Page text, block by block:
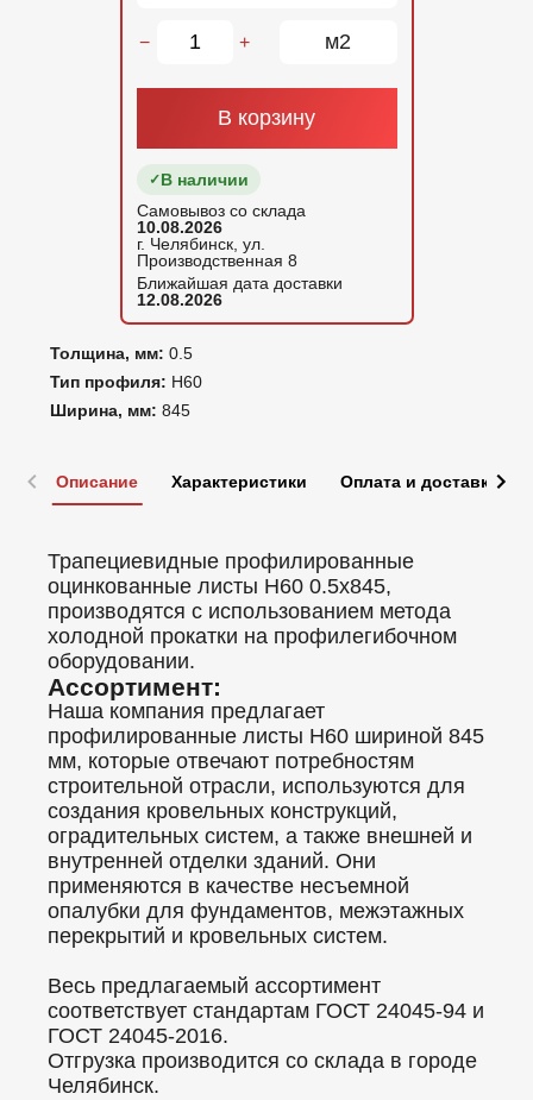
Толщина, мм: 0.5
Тип профиля: Н60
Ширина, мм: 845
− + м2
В корзину
В наличии
Самовывоз со склада
10.08.2026
г. Челябинск, ул.
Производственная 8
Ближайшая дата доставки
12.08.2026
Описание Характеристики Оплата и доставка
Трапециевидные профилированные
оцинкованные листы Н60 0.5x845,
производятся с использованием метода
холодной прокатки на профилегибочном
оборудовании.
Ассортимент:
Наша компания предлагает
профилированные листы Н60 шириной 845
мм, которые отвечают потребностям
строительной отрасли, используются для
создания кровельных конструкций,
оградительных систем, а также внешней и
внутренней отделки зданий. Они
применяются в качестве несъемной
опалубки для фундаментов, межэтажных
перекрытий и кровельных систем.
Весь предлагаемый ассортимент
соответствует стандартам ГОСТ 24045-94 и
ГОСТ 24045-2016.
Отгрузка производится со склада в городе
Челябинск.